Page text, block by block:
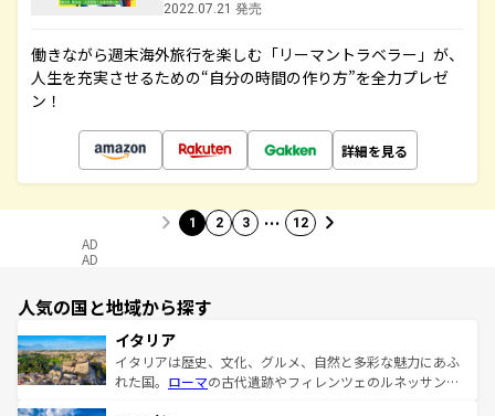
2022.07.21 発売
働きながら週末海外旅行を楽しむ「リーマントラベラー」が、
人生を充実させるための“自分の時間の作り方”を全力プレゼ
ン！
詳細を見る
1 2 3 … 12
AD
AD
人気の国と地域から探す
イタリア
イタリアは歴史、文化、グルメ、自然と多彩な魅力にあふ
れた国。 ローマの古代遺跡やフィレンツェのルネッサンス